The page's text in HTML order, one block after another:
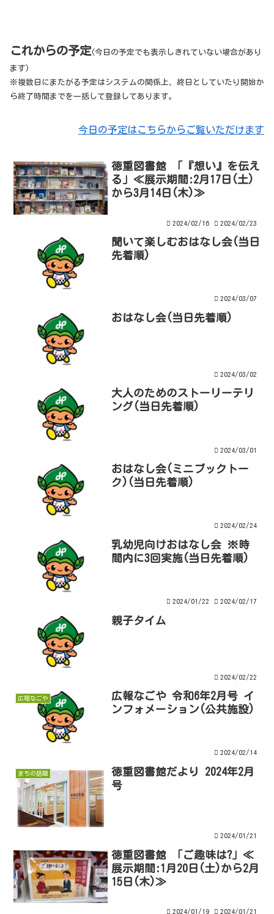
これからの予定(今日の予定でも表示しきれていない場合があり
ます)
※複数日にまたがる予定はシステムの関係上、終日としていたり開始か
ら終了時間までを一括して登録してあります。
今日の予定はこちらからご覧いただけます
徳重図書館 「『想い』を伝え
る」≪展示期間:2月17日(土)
から3月14日(木)≫
2024/02/16 2024/02/23
聞いて楽しむおはなし会(当日
先着順)
2024/03/07
おはなし会(当日先着順)
2024/03/02
大人のためのストーリーテリ
ング(当日先着順)
2024/03/01
おはなし会(ミニブックトー
ク)(当日先着順)
2024/02/24
乳幼児向けおはなし会 ※時
間内に3回実施(当日先着順)
2024/01/22 2024/02/17
親子タイム
2024/02/22
広報なごや
広報なごや 令和6年2月号 イ
ンフォメーション(公共施設)
2024/02/14
まちの話題
徳重図書館だより 2024年2月
号
2024/01/21
徳重図書館 「ご趣味は?」≪
展示期間:1月20日(土)から2月
15日(木)≫
2024/01/19 2024/01/21